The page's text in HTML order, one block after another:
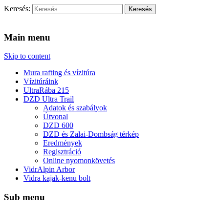
Keresés:
Main menu
Skip to content
Mura rafting és vízitúra
Vízitúráink
UltraRába 215
DZD Ultra Trail
Adatok és szabályok
Útvonal
DZD 600
DZD és Zalai-Dombság térkép
Eredmények
Regisztráció
Online nyomonkövetés
VidrAlpin Arbor
Vidra kajak-kenu bolt
Sub menu